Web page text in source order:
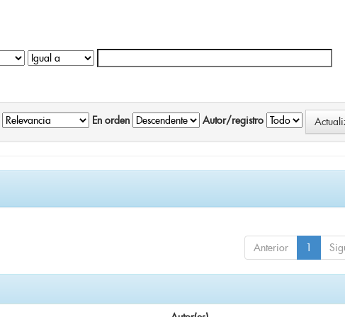
En orden Autor/registro
Anterior 1